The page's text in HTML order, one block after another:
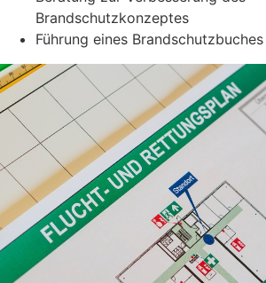
Brandschutzkonzeptes
Führung eines Brandschutzbuches